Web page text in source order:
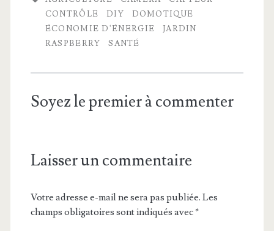
CONTRÔLE
DIY
DOMOTIQUE
ÉCONOMIE D'ÉNERGIE
JARDIN
RASPBERRY
SANTÉ
Soyez le premier à commenter
Laisser un commentaire
Votre adresse e-mail ne sera pas publiée. Les
champs obligatoires sont indiqués avec*